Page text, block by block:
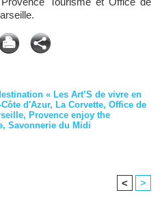
« Les Art’S de vivre en
d'Azur, La Corvette, Office de
, Provence enjoy the
, Savonnerie du Midi
< >